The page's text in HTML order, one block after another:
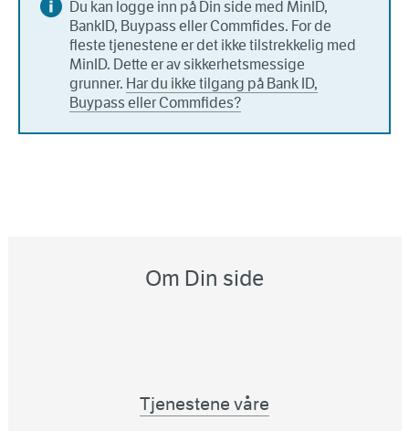
Du kan logge inn på Din side med MinID,
BankID, Buypass eller Commfides. For de
fleste tjenestene er det ikke tilstrekkelig med
MinID. Dette er av sikkerhetsmessige
grunner. Har du ikke tilgang på Bank ID,
Buypass eller Commfides?
Om Din side
Tjenestene våre